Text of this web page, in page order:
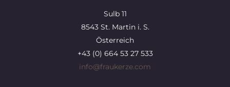
Sulb 11
8543 St. Martin i. S.
Österreich
+43 (0) 664 53 27 533
info@fraukerze.com